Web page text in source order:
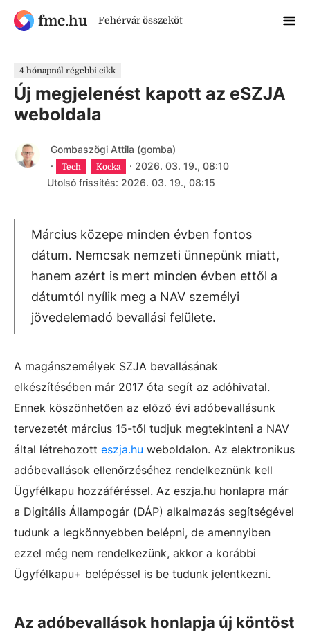
fmc.hu Fehérvár összeköt
4 hónapnál régebbi cikk
Új megjelenést kapott az eSZJA
weboldala
Gombaszögi Attila (gomba)
·
Tech Kocka · 2026. 03. 19., 08:10
Utolsó frissítés: 2026. 03. 19., 08:15
Március közepe minden évben fontos
dátum. Nemcsak nemzeti ünnepünk miatt,
hanem azért is mert minden évben ettől a
dátumtól nyílik meg a NAV személyi
jövedelemadó bevallási felülete.
A magánszemélyek SZJA bevallásának
elkészítésében már 2017 óta segít az adóhivatal.
Ennek köszönhetően az előző évi adóbevallásunk
tervezetét március 15-től tudjuk megtekinteni a NAV
által létrehozott eszja.hu weboldalon. Az elektronikus
adóbevallások ellenőrzéséhez rendelkeznünk kell
Ügyfélkapu hozzáféréssel. Az eszja.hu honlapra már
a Digitális Állampogár (DÁP) alkalmazás segítségével
tudunk a legkönnyebben belépni, de amennyiben
ezzel még nem rendelkezünk, akkor a korábbi
Ügyfélkapu+ belépéssel is be tudunk jelentkezni.
Az adóbevallások honlapja új köntöst